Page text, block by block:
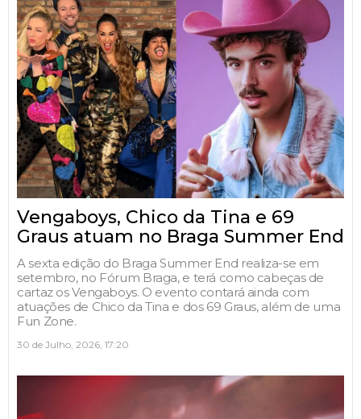
Vengaboys, Chico da Tina e 69
Graus atuam no Braga Summer End
A sexta edição do Braga Summer End realiza-se em
setembro, no Fórum Braga, e terá como cabeças de
cartaz os Vengaboys. O evento contará ainda com
atuações de Chico da Tina e dos 69 Graus, além de uma
Fun Zone.
30 de Julho, 2026, 17:20